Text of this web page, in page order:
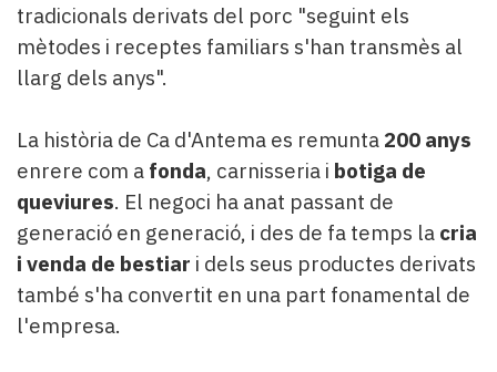
tradicionals derivats del porc "seguint els
mètodes i receptes familiars s'han transmès al
llarg dels anys".
La història de Ca d'Antema es remunta 200 anys
enrere com a fonda, carnisseria i botiga de
queviures. El negoci ha anat passant de
generació en generació, i des de fa temps la cria
i venda de bestiar i dels seus productes derivats
també s'ha convertit en una part fonamental de
l'empresa.